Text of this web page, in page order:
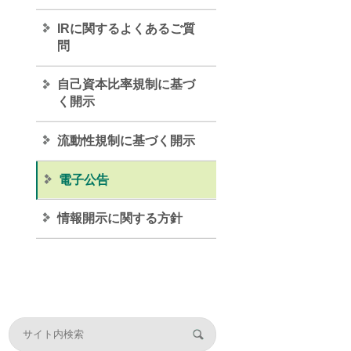
IRに関するよくあるご質
問
自己資本比率規制に基づ
く開示
流動性規制に基づく開示
電子公告
情報開示に関する方針